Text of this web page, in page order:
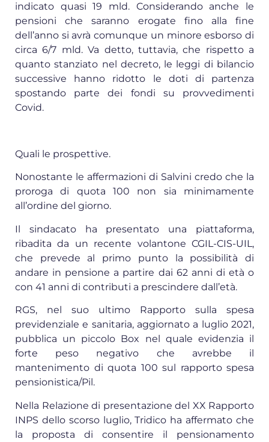
indicato quasi 19 mld. Considerando anche le
pensioni che saranno erogate fino alla fine
dell’anno si avrà comunque un minore esborso di
circa 6/7 mld. Va detto, tuttavia, che rispetto a
quanto stanziato nel decreto, le leggi di bilancio
successive hanno ridotto le doti di partenza
spostando parte dei fondi su provvedimenti
Covid.
Quali le prospettive.
Nonostante le affermazioni di Salvini credo che la
proroga di quota 100 non sia minimamente
all’ordine del giorno.
Il sindacato ha presentato una piattaforma,
ribadita da un recente volantone CGIL-CIS-UIL,
che prevede al primo punto la possibilità di
andare in pensione a partire dai 62 anni di età o
con 41 anni di contributi a prescindere dall’età.
RGS, nel suo ultimo Rapporto sulla spesa
previdenziale e sanitaria, aggiornato a luglio 2021,
pubblica un piccolo Box nel quale evidenzia il
forte peso negativo che avrebbe il
mantenimento di quota 100 sul rapporto spesa
pensionistica/Pil.
Nella Relazione di presentazione del XX Rapporto
INPS dello scorso luglio, Tridico ha affermato che
la proposta di consentire il pensionamento